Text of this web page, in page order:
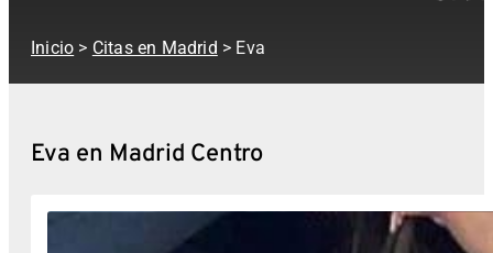
Inicio > Citas en Madrid > Eva
Eva en Madrid Centro